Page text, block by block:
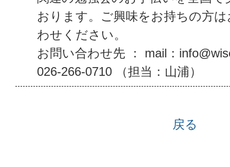
おります。ご興味をお持ちの方
わせください。
お問い合わせ先 ： mail：
026-266-0710 （担当：山浦）
戻る